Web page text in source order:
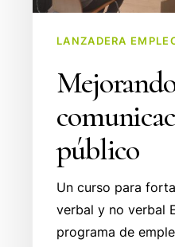
LANZADERA
público
Un curso para
verbal y no verbal
programa de